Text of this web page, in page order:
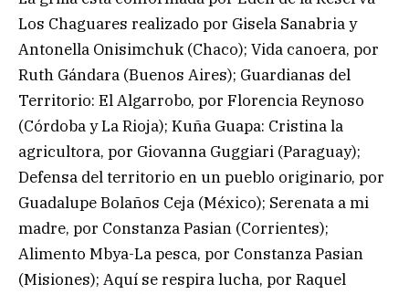
Los Chaguares realizado por Gisela Sanabria y
Antonella Onisimchuk (Chaco); Vida canoera, por
Ruth Gándara (Buenos Aires); Guardianas del
Territorio: El Algarrobo, por Florencia Reynoso
(Córdoba y La Rioja); Kuña Guapa: Cristina la
agricultora, por Giovanna Guggiari (Paraguay);
Defensa del territorio en un pueblo originario, por
Guadalupe Bolaños Ceja (México); Serenata a mi
madre, por Constanza Pasian (Corrientes);
Alimento Mbya-La pesca, por Constanza Pasian
(Misiones); Aquí se respira lucha, por Raquel